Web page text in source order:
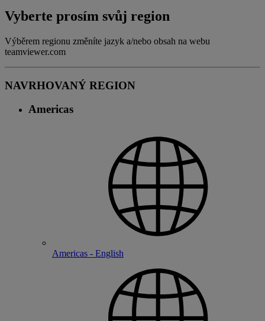
Vyberte prosím svůj region
Výběrem regionu změníte jazyk a/nebo obsah na webu
teamviewer.com
NAVRHOVANÝ REGION
Americas
Americas - English